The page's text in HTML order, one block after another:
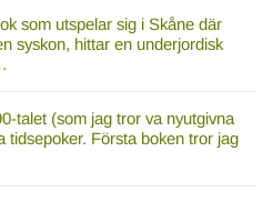
som utspelar sig i Skåne där
syskon, hittar en underjordisk
talet (som jag tror va nyutgivna
tidsepoker. Första boken tror jag